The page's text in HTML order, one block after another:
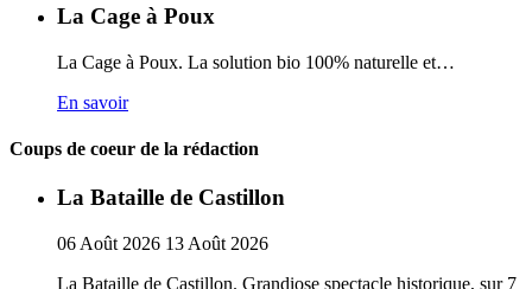
La Cage à Poux
La Cage à Poux. La solution bio 100% naturelle et…
En savoir
Coups de coeur de la rédaction
La Bataille de Castillon
06 Août 2026 13 Août 2026
La Bataille de Castillon. Grandiose spectacle historique, sur 7